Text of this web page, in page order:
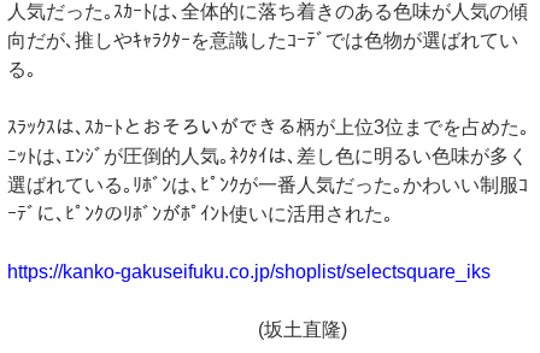
人気だった｡ｽｶｰﾄは､全体的に落ち着きのある色味が人気の傾
向だが､推しやｷｬﾗｸﾀｰを意識したｺｰﾃﾞでは色物が選ばれてい
る｡
ｽﾗｯｸｽは､ｽｶｰﾄとおそろいができる柄が上位3位までを占めた｡
ﾆｯﾄは､ｴﾝｼﾞが圧倒的人気｡ﾈｸﾀｲは､差し色に明るい色味が多く
選ばれている｡ﾘﾎﾞﾝは､ﾋﾟﾝｸが一番人気だった｡かわいい制服ｺ
ｰﾃﾞに､ﾋﾟﾝｸのﾘﾎﾞﾝがﾎﾟｲﾝﾄ使いに活用された｡
https://kanko-gakuseifuku.co.jp/shoplist/selectsquare_iks
(坂土直隆)